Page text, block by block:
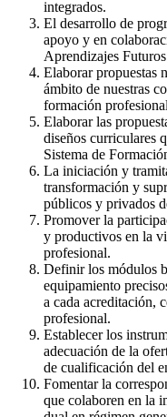
integrados.
El desarrollo de
apoyo y en
Aprendizajes
Elaborar propuestas
ámbito de nuestras
formación
Elaborar las
diseños curriculares
Sistema de
La iniciación y
transformación y
públicos y privados
Promover la
y productivos en la
profesional.
Definir los módulos
equipamiento
a cada acreditación,
profesional.
Establecer los
adecuación de la
de cualificación del
Fomentar la
que colaboren en la